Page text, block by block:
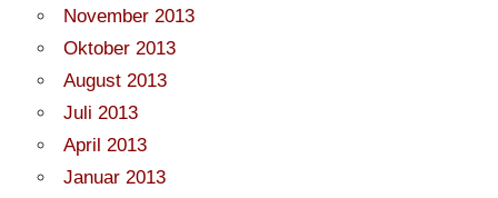
November 2013
Oktober 2013
August 2013
Juli 2013
April 2013
Januar 2013